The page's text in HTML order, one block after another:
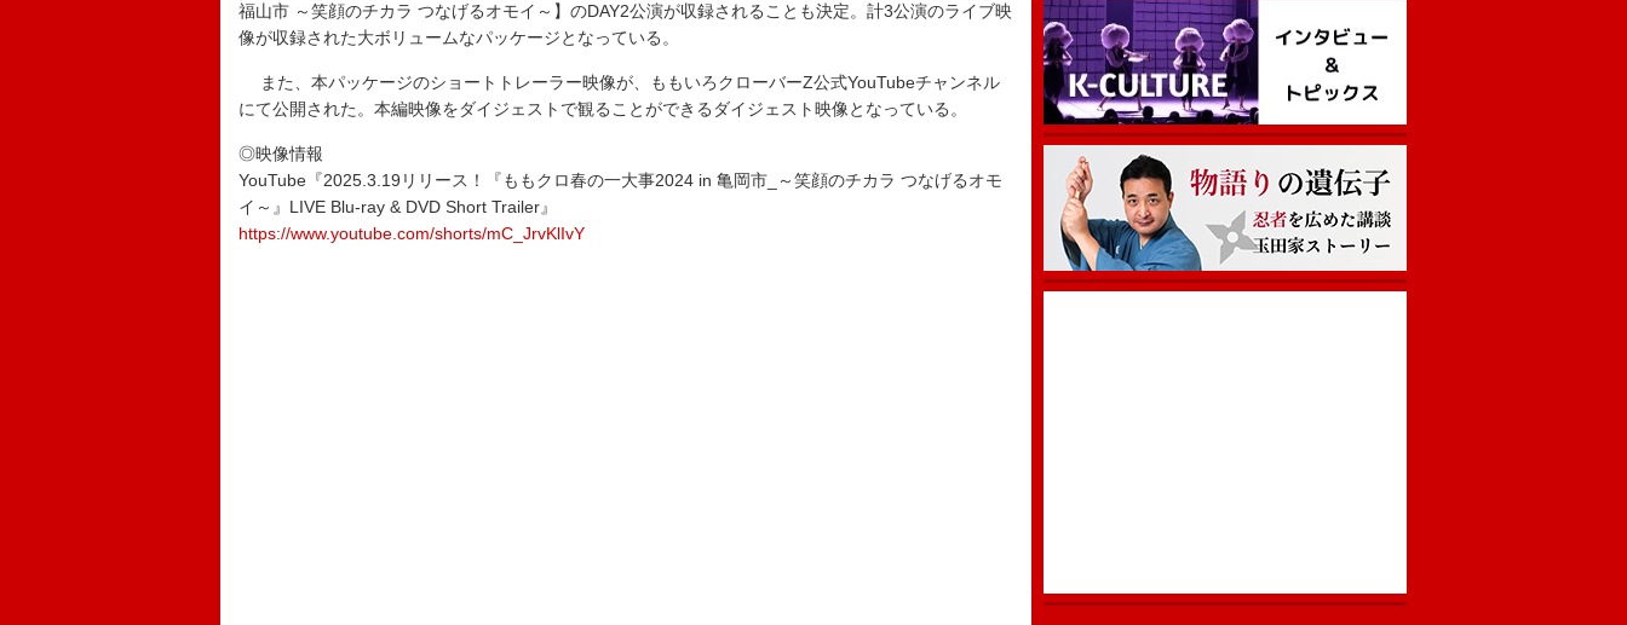
福山市 ～笑顔のチカラ つなげるオモイ～】のDAY2公演が収録されることも決定。計3公演のライブ映
像が収録された大ボリュームなパッケージとなっている。
また、本パッケージのショートトレーラー映像が、ももいろクローバーZ公式YouTubeチャンネル
にて公開された。本編映像をダイジェストで観ることができるダイジェスト映像となっている。
◎映像情報
YouTube『2025.3.19リリース！『ももクロ春の一大事2024 in 亀岡市_～笑顔のチカラ つなげるオモ
イ～』LIVE Blu-ray & DVD Short Trailer』
https://www.youtube.com/shorts/mC_JrvKlIvY